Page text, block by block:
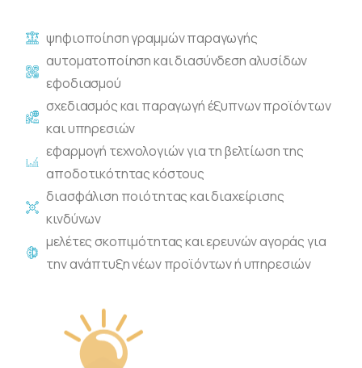
ψηφιοποίηση γραμμών παραγωγής
αυτοματοποίηση και διασύνδεση αλυσίδων
εφοδιασμού
σχεδιασμός και παραγωγή έξυπνων προϊόντων
και υπηρεσιών
εφαρμογή τεχνολογιών για τη βελτίωση της
αποδοτικότητας κόστους
διασφάλιση ποιότητας και διαχείρισης
κινδύνων
μελέτες σκοπιμότητας και ερευνών αγοράς για
την ανάπτυξη νέων προϊόντων ή υπηρεσιών